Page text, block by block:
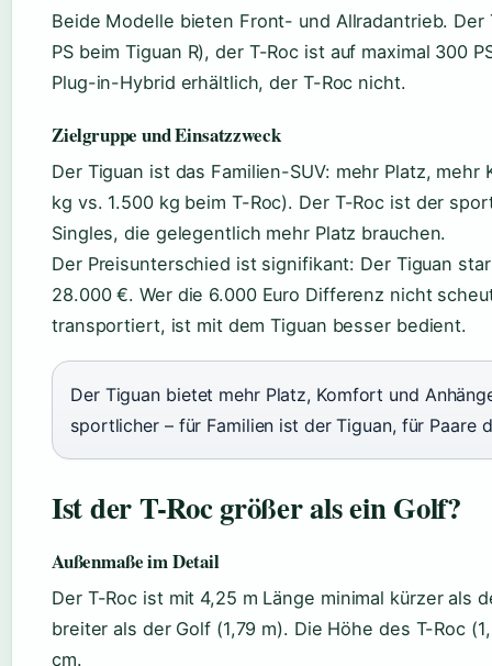
Beide Modelle bieten Front- und Allradantrieb.
PS beim Tiguan R), der T-Roc ist auf maximal 300
Plug-in-Hybrid erhältlich, der T-Roc nicht.
Zielgruppe und Einsatzzweck
Der Tiguan ist das Familien-SUV: mehr Platz,
kg vs. 1.500 kg beim T-Roc). Der T-Roc ist der
Singles, die gelegentlich mehr Platz brauchen.
Der Preisunterschied ist signifikant: Der Tiguan
28.000 €. Wer die 6.000 Euro Differenz nicht
transportiert, ist mit dem Tiguan besser bedient.
Der Tiguan bietet mehr Platz, Komfort und
sportlicher – für Familien ist der Tiguan, für Paare
Ist der T-Roc größer als ein Golf?
Außenmaße im Detail
Der T-Roc ist mit 4,25 m Länge minimal kürzer als
breiter als der Golf (1,79 m). Die Höhe des T-Roc
cm.